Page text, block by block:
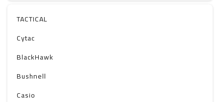
სხვა
Off-Road
TACTICAL
Cytac
BlackHawk
Bushnell
Casio